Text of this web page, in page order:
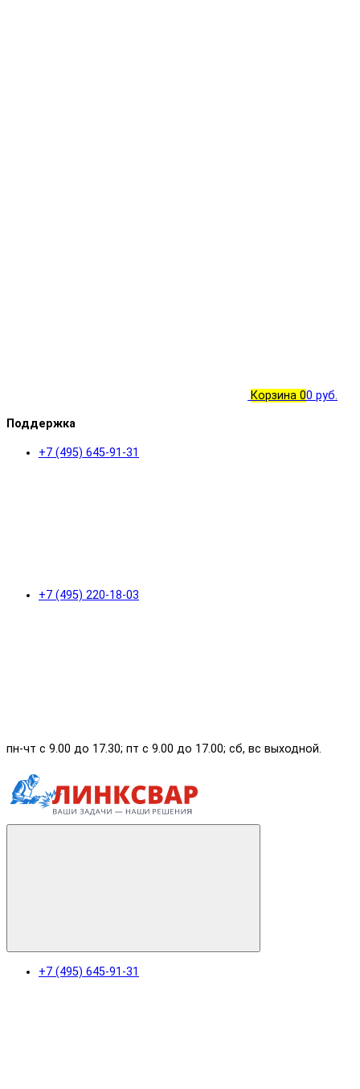
Корзина 00 руб.
Поддержка
+7 (495) 645-91-31
+7 (495) 220-18-03
пн-чт с 9.00 до 17.30; пт с 9.00 до 17.00; сб, вс выходной.
+7 (495) 645-91-31